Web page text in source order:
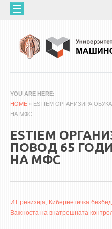
Skip to main content
ЗА НАС
60 ГОДИНИ МФ
ОРГАНИЗАЦИЈА
МАШИНСКО
АПЛИКАТИВНА ДЕЈНОСТ
ERASMUS+
QIM-SEE
YOU ARE HERE
HOME » ESTIEM ОРГАНИЗИРА
НА МФС
ESTIEM
ПОВОД 65
НА МФС
ИТ ревизија, Кибернетичка
Важноста на внатрешната